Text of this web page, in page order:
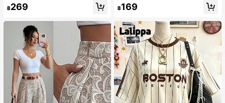
฿269
#1 ขายดี
ใน สีกากี เสื้อสตรี เสื้อเบลาส์ & Tee
฿169